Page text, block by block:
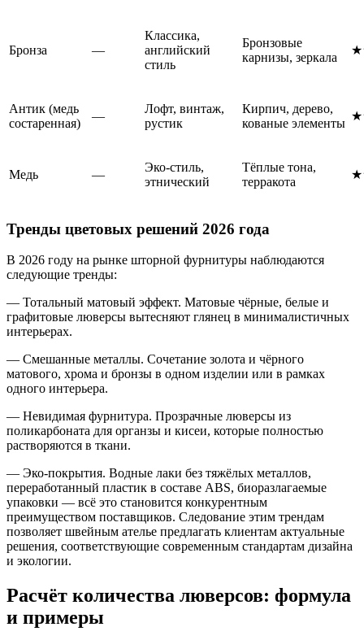
Бронза —
Классика,
английский
стиль
Бронзовые
карнизы, зеркала
Антик (медь
состаренная)
—
Лофт, винтаж,
рустик
Кирпич, дерево,
кованые элементы
Медь —
Эко-стиль,
этнический
Тёплые тона,
терракота
Тренды цветовых решений 2026 года
В 2026 году на рынке шторной фурнитуры наблюдаются
следующие тренды:
— Тотальный матовый эффект. Матовые чёрные, белые и
графитовые люверсы вытесняют глянец в минималистичных
интерьерах.
— Смешанные металлы. Сочетание золота и чёрного
матового, хрома и бронзы в одном изделии или в рамках
одного интерьера.
— Невидимая фурнитура. Прозрачные люверсы из
поликарбоната для органзы и кисеи, которые полностью
растворяются в ткани.
— Эко-покрытия. Водные лаки без тяжёлых металлов,
переработанный пластик в составе ABS, биоразлагаемые
упаковки — всё это становится конкурентным
преимуществом поставщиков. Следование этим трендам
позволяет швейным ателье предлагать клиентам актуальные
решения, соответствующие современным стандартам дизайна
и экологии.
Расчёт количества люверсов: формула
и примеры